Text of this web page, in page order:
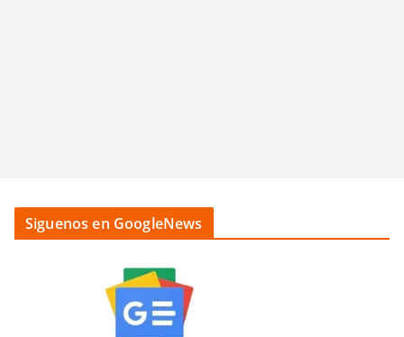
Siguenos en GoogleNews